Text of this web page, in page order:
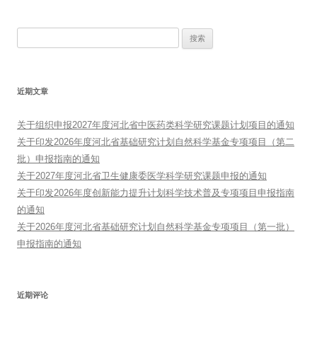
近期文章
关于组织申报2027年度河北省中医药类科学研究课题计划项目的通知
关于印发2026年度河北省基础研究计划自然科学基金专项项目（第二
批）申报指南的通知
关于2027年度河北省卫生健康委医学科学研究课题申报的通知
关于印发2026年度创新能力提升计划科学技术普及专项项目申报指南
的通知
关于2026年度河北省基础研究计划自然科学基金专项项目（第一批）
申报指南的通知
近期评论